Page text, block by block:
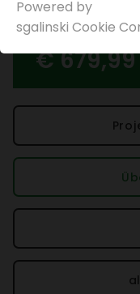
Powered by
sgal­inski Cookie
€ 679,99